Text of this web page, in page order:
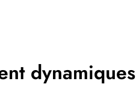
dynamiques